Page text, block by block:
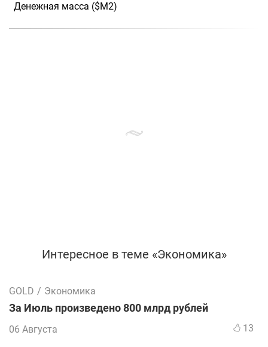
Денежная масса ($М2)
Интересное в теме «Экономика»
GOLD / Экономика
За Июль произведено 800 млрд рублей
06 Августа 13